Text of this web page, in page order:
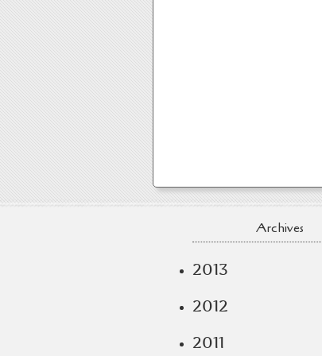
Archives
2013
2012
2011